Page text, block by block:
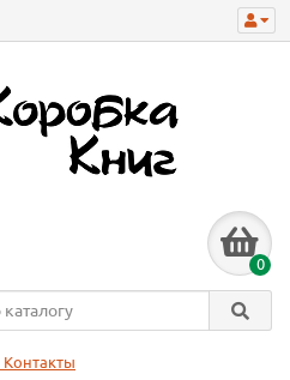
0
Контакты